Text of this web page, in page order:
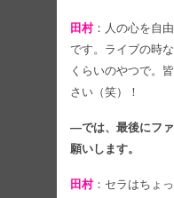
田村：人の心を自
です。ライブの時
くらいのやつで。
さい（笑）！
―では、最後にフ
願いします。
田村：セラはちょ